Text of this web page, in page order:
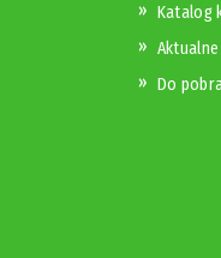
Katalog
Do